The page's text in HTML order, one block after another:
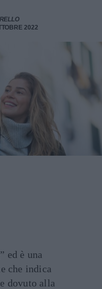
2022
ed è una
che indica
dovuto alla